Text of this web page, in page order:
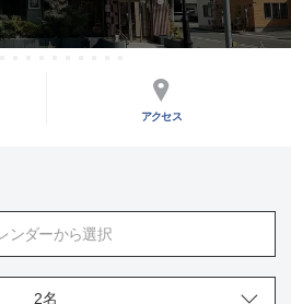
アクセス
ンダーから選択